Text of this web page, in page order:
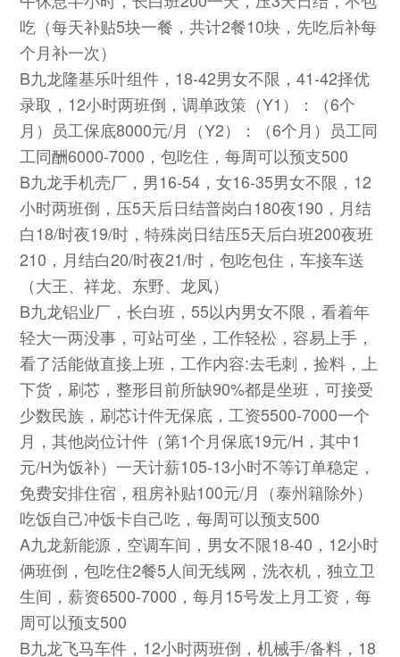
吃（每天补贴5块一餐，共计2餐10块，先吃后补每
个月补一次）
B九龙隆基乐叶组件，18-42男女不限，41-42择优
录取，12小时两班倒，调单政策（Y1）：（6个
月）员工保底8000元/月（Y2）：（6个月）员工同
工同酬6000-7000，包吃住，每周可以预支500
B九龙手机壳厂，男16-54，女16-35男女不限，12
小时两班倒，压5天后日结普岗白180夜190，月结
白18/时夜19/时，特殊岗日结压5天后白班200夜班
210，月结白20/时夜21/时，包吃包住，车接车送
（大王、祥龙、东野、龙凤）
B九龙铝业厂，长白班，55以内男女不限，看着年
轻大一两没事，可站可坐，工作轻松，容易上手，
看了活能做直接上班，工作内容:去毛刺，捡料，上
下货，刷芯，整形目前所缺90%都是坐班，可接受
少数民族，刷芯计件无保底，工资5500-7000一个
月，其他岗位计件（第1个月保底19元/H，其中1
元/H为饭补）一天计薪105-13小时不等订单稳定，
免费安排住宿，租房补贴100元/月（泰州籍除外）
吃饭自己冲饭卡自己吃，每周可以预支500
A九龙新能源，空调车间，男女不限18-40，12小时
俩班倒，包吃住2餐5人间无线网，洗衣机，独立卫
生间，薪资6500-7000，每月15号发上月工资，每
周可以预支500
B九龙飞马车件，12小时两班倒，机械手/备料，18